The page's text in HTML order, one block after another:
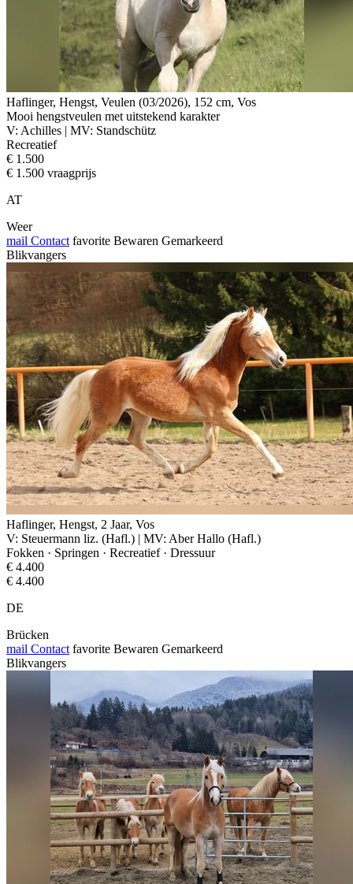
Haflinger, Hengst, Veulen (03/2026), 152 cm, Vos
Mooi hengstveulen met uitstekend karakter
V: Achilles | MV: Standschütz
Recreatief
€ 1.500
€ 1.500 vraagprijs
AT
Weer
mail Contact favorite Bewaren Gemarkeerd
Blikvangers
Haflinger, Hengst, 2 Jaar, Vos
V: Steuermann liz. (Hafl.) | MV: Aber Hallo (Hafl.)
Fokken · Springen · Recreatief · Dressuur
€ 4.400
€ 4.400
DE
Brücken
mail Contact favorite Bewaren Gemarkeerd
Blikvangers